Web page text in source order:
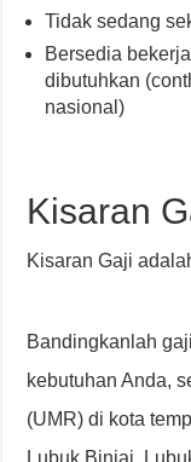
Tidak sedang
Bersedia
dibutuhkan
nasional)
Kisaran
Kisaran Gaji
Bandingkanlah
kebutuhan Anda,
(UMR) di kota
Lubuk Binjai,